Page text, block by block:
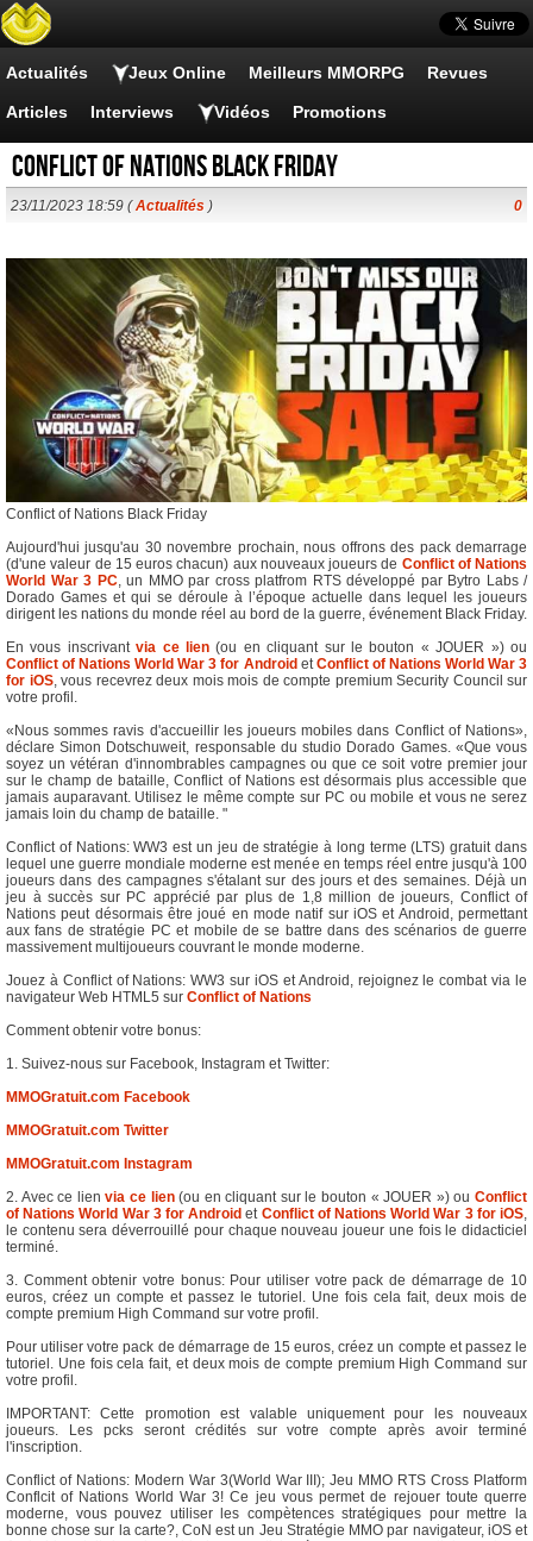
Actualités Jeux Online Meilleurs MMORPG Revues
Articles Interviews Vidéos Promotions
Conflict of Nations Black Friday
23/11/2023 18:59 (Actualités ) 0
Conflict of Nations Black Friday
Aujourd'hui jusqu'au 30 novembre prochain, nous offrons des pack demarrage
(d'une valeur de 15 euros chacun) aux nouveaux joueurs de Conflict of Nations
World War 3 PC, un MMO par cross platfrom RTS développé par Bytro Labs /
Dorado Games et qui se déroule à l’époque actuelle dans lequel les joueurs
dirigent les nations du monde réel au bord de la guerre, événement Black Friday.
En vous inscrivantvia ce lien (ou en cliquant sur le bouton « JOUER ») ou
Conflict of Nations World War 3 for Android etConflict of Nations World War 3
for iOS, vous recevrez deux mois mois de compte premium Security Council sur
votre profil.
«Nous sommes ravis d'accueillir les joueurs mobiles dans Conflict of Nations»,
déclare Simon Dotschuweit, responsable du studio Dorado Games. «Que vous
soyez un vétéran d'innombrables campagnes ou que ce soit votre premier jour
sur le champ de bataille, Conflict of Nations est désormais plus accessible que
jamais auparavant. Utilisez le même compte sur PC ou mobile et vous ne serez
jamais loin du champ de bataille. "
Conflict of Nations: WW3 est un jeu de stratégie à long terme (LTS) gratuit dans
lequel une guerre mondiale moderne est menée en temps réel entre jusqu'à 100
joueurs dans des campagnes s'étalant sur des jours et des semaines. Déjà un
jeu à succès sur PC apprécié par plus de 1,8 million de joueurs, Conflict of
Nations peut désormais être joué en mode natif sur iOS et Android, permettant
aux fans de stratégie PC et mobile de se battre dans des scénarios de guerre
massivement multijoueurs couvrant le monde moderne.
Jouez à Conflict of Nations: WW3 sur iOS et Android, rejoignez le combat via le
navigateur Web HTML5 sur Conflict of Nations
Comment obtenir votre bonus:
1. Suivez-nous sur Facebook, Instagram et Twitter:
MMOGratuit.com Facebook
MMOGratuit.com Twitter
MMOGratuit.com Instagram
2. Avec ce lienvia ce lien(ou en cliquant sur le bouton « JOUER ») ouConflict
of Nations World War 3 for Android et Conflict of Nations World War 3 for iOS,
le contenu sera déverrouillé pour chaque nouveau joueur une fois le didacticiel
terminé.
3. Comment obtenir votre bonus: Pour utiliser votre pack de démarrage de 10
euros, créez un compte et passez le tutoriel. Une fois cela fait, deux mois de
compte premium High Command sur votre profil.
Pour utiliser votre pack de démarrage de 15 euros, créez un compte et passez le
tutoriel. Une fois cela fait, et deux mois de compte premium High Command sur
votre profil.
IMPORTANT: Cette promotion est valable uniquement pour les nouveaux
joueurs. Les pcks seront crédités sur votre compte après avoir terminé
l'inscription.
Conflict of Nations: Modern War 3(World War III); Jeu MMO RTS Cross Platform
Conflcit of Nations World War 3! Ce jeu vous permet de rejouer toute querre
moderne, vous pouvez utiliser les compètences stratégiques pour mettre la
bonne chose sur la carte?, CoN est un Jeu Stratégie MMO par navigateur, iOS et